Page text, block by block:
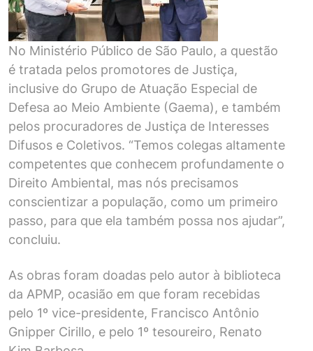
No Ministério Público de São Paulo, a questão
é tratada pelos promotores de Justiça,
inclusive do Grupo de Atuação Especial de
Defesa ao Meio Ambiente (Gaema), e também
pelos procuradores de Justiça de Interesses
Difusos e Coletivos. “Temos colegas altamente
competentes que conhecem profundamente o
Direito Ambiental, mas nós precisamos
conscientizar a população, como um primeiro
passo, para que ela também possa nos ajudar”,
concluiu.
As obras foram doadas pelo autor à biblioteca
da APMP, ocasião em que foram recebidas
pelo 1º vice-presidente, Francisco Antônio
Gnipper Cirillo, e pelo 1º tesoureiro, Renato